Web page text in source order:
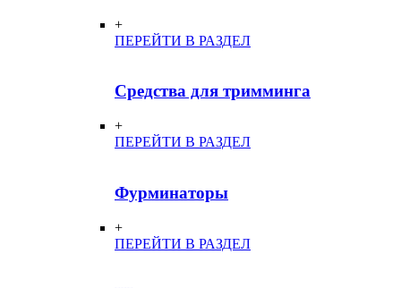
+
ПЕРЕЙТИ В РАЗДЕЛ
Средства для тримминга
+
ПЕРЕЙТИ В РАЗДЕЛ
Фурминаторы
+
ПЕРЕЙТИ В РАЗДЕЛ